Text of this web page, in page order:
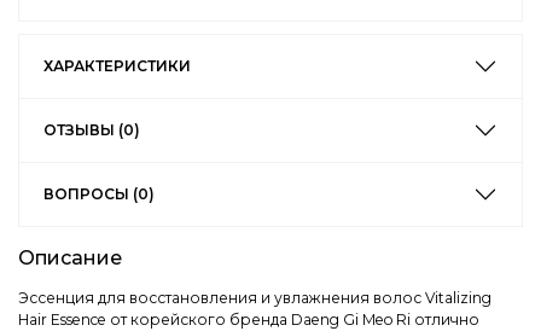
ХАРАКТЕРИСТИКИ
ОТЗЫВЫ (0)
ВОПРОСЫ (0)
Описание
Эссенция для восстановления и увлажнения волос Vitalizing
Hair Essence от корейского бренда Daeng Gi Meo Ri отлично